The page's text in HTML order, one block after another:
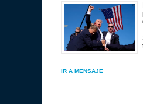
IR A MENSAJE